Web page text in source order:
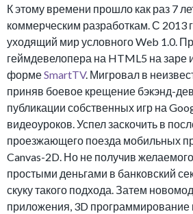
К этому времени прошло как раз 7
коммерческим разработкам. С 2013
уходящий мир условного Web 1.0.
геймдевелопера на HTML5 на заре
формеSmartTV. Мигровал в
приняв боевое крещение бэкэнд-
публикации собственных игр на
видеоуроков. Успел заскочить в
проезжающего поезда мобильных
Canvas-2D. Но не получив
простыми деньгами в банковский
скуку такого подхода. Затем
приложения, 3D программирование